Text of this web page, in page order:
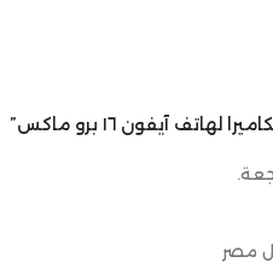
آيفون ١٦ برو ماكس”
مصر